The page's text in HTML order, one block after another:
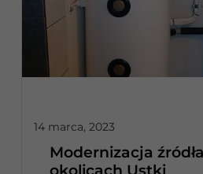
Modernizacja
okolicach Ustki
14 marca, 2023